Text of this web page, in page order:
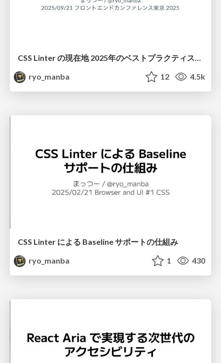
ryo_manba
12 4.5k
CSS Linter による Baseline サポートの仕組み
ryo_manba
1 430